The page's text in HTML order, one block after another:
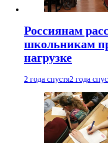
Россиянам
школьникам
нагрузке
2 года спустя2 года